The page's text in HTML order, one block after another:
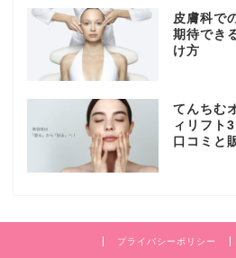
皮膚科で
期待でき
け方
てんちむ
ィリフト
口コミと
プライバシーポリシー